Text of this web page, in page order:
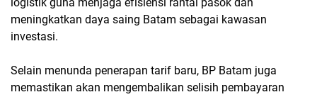
meningkatkan daya saing Batam sebagai kawasan
investasi.
Selain menunda penerapan tarif baru, BP Batam juga
memastikan akan mengembalikan selisih pembayaran